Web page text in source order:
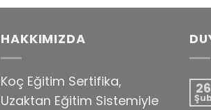
HAKKIMIZDA
Koç Eğitim Sertifika,
Uzaktan Eğitim Sistemiyle
26
Şub